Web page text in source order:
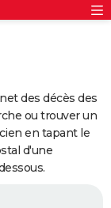
des décès des
ou trouver un
en tapant le
d'une